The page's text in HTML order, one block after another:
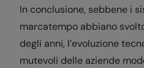
In conclusione, sebbene i
marcatempo abbiano
degli anni, l’evoluzione
mutevoli delle aziende